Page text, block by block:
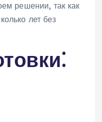
решении, так как
лет без